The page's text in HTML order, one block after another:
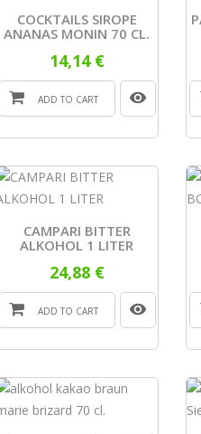
COCKTAILS SIROPE
ANANAS MONIN 70 CL.
14,14 €
ADD TO CART
CAMPARI BITTER
ALKOHOL 1 LITER
24,88 €
ADD TO CART